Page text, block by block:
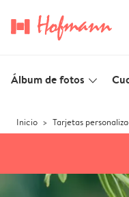
Álbum de fotos slim_arrow_down
Inicio Tarjetas